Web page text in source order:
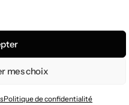
mes choix
Politique de confidentialité